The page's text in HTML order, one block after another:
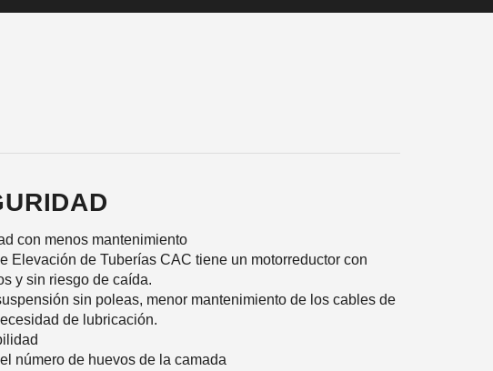
con menos mantenimiento
Elevación de Tuberías CAC tiene un motorreductor con
y sin riesgo de caída.
sin poleas, menor mantenimiento de los cables de
de lubricación.
número de huevos de la camada